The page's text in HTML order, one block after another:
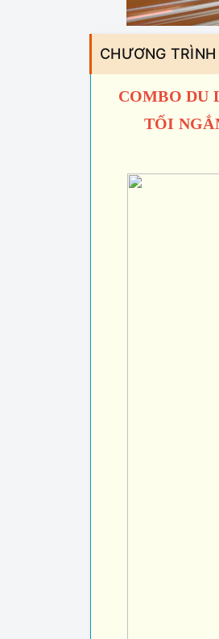
CHƯƠNG TRÌNH
COMBO DU
TỐI